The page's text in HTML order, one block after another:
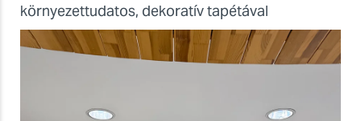
környezettudatos, dekoratív tapétával